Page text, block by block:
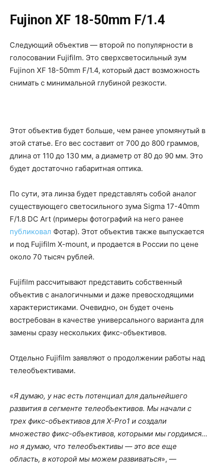
Fujinon XF 18-50mm F/1.4
Следующий объектив — второй по популярности в
голосовании Fujifilm. Это сверхсветосильный зум
Fujinon XF 18-50mm F/1.4, который даст возможность
снимать с минимальной глубиной резкости.
Этот объектив будет больше, чем ранее упомянутый в
этой статье. Его вес составит от 700 до 800 граммов,
длина от 110 до 130 мм, а диаметр от 80 до 90 мм. Это
будет достаточно габаритная оптика.
По сути, эта линза будет представлять собой аналог
существующего светосильного зума Sigma 17-40mm
F/1.8 DC Art (примеры фотографий на него ранее
публиковал Фотар). Этот объектив также выпускается
и под Fujifilm X-mount, и продается в России по цене
около 70 тысяч рублей.
Fujifilm рассчитывают представить собственный
объектив с аналогичными и даже превосходящими
характеристиками. Очевидно, он будет очень
востребован в качестве универсального варианта для
замены сразу нескольких фикс-объективов.
Отдельно Fujifilm заявляют о продолжении работы над
телеобъективами.
«Я думаю, у нас есть потенциал для дальнейшего
развития в сегменте телеобъективов. Мы начали с
трех фикс-объективов для X-Pro1 и создали
множество фикс-объективов, которыми мы гордимся…
но я думаю, что телеобъективы — это все еще
область, в которой мы можем развиваться», —